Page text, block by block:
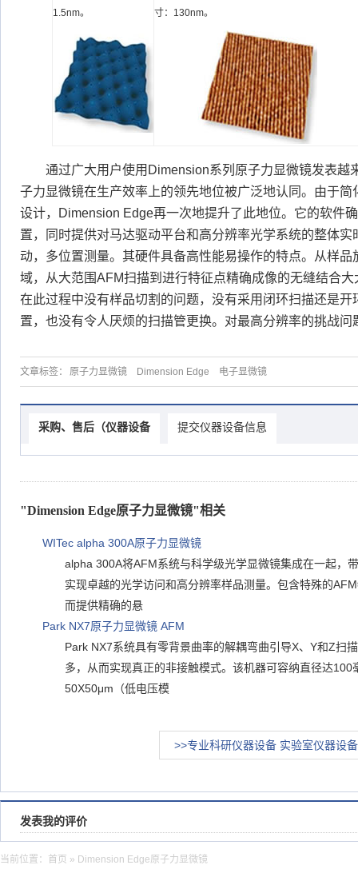
1.5nm。
寸：130nm。
通过广大用户使用Dimension系列原子力显微镜发表越
子力显微镜在生产效率上的领先地位被广泛地认同。由于
设计，Dimension Edge再一次地提升了此地位。它的软件
置，同时提供对马达驱动平台和高分辨率光学系统的整体
动，多位置测量。其硬件具备高性能易操作的特点。从样
域，从大范围AFM扫描到进行特征点精确成像的无缝结合
在此过程中没有样品切割的问题，没有采用闭环扫描还是
置，也没有令人厌烦的扫描管更换。对最高分辨率的挑战
文章标签： 原子力显微镜 Dimension Edge 电子显微镜
采购、售后（仪器设备 提交仪器设备信息
"Dimension Edge原子力显微镜"相关
WITec alpha 300A原子力显微镜
alpha 300A将AFM系统与科学级光学显微镜集成在一起，
实现卓越的光学访问和高分辨率样品测量。包含特殊的
而提供精确的悬
Park NX7原子力显微镜 AFM
Park NX7系统具有零背景曲率的解耦弯曲引导X、Y和Z扫
多，从而实现真正的非接触模式。该机器可容纳直径达100
50X50μm（低电压模
>>专业科研仪器设备 实验室仪器设
发表我的评价
当前位置： 首页 » Dimension Edge原子力显微镜